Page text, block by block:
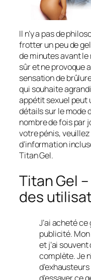
Il n’y a pas de
frotter un peu de
de minutes avant
sûr et ne provoque
sensation de
qui souhaite
appétit sexuel peut
détails sur le mode
nombre de fois par
votre pénis,
d’information
Titan Gel.
Titan Gel
des
J’ai acheté
publicité. Mon
et j’ai
complète. Je
d’essayer ce